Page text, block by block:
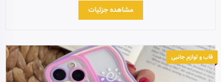
مشاهده جزئیات
قاب و لوازم جانبی